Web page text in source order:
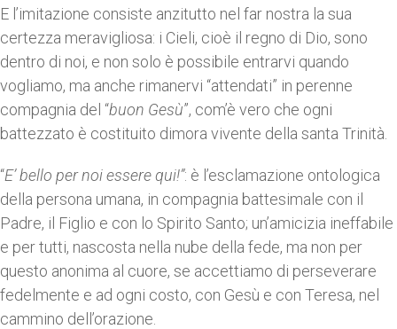
E l’imitazione consiste anzitutto nel far nostra la sua
certezza meravigliosa: i Cieli, cioè il regno di Dio, sono
dentro di noi, e non solo è possibile entrarvi quando
vogliamo, ma anche rimanervi “attendati” in perenne
compagnia del “buon Gesù”, com’è vero che ogni
battezzato è costituito dimora vivente della santa Trinità.
“E’ bello per noi essere qui!”: è l’esclamazione ontologica
della persona umana, in compagnia battesimale con il
Padre, il Figlio e con lo Spirito Santo; un’amicizia ineffabile
e per tutti, nascosta nella nube della fede, ma non per
questo anonima al cuore, se accettiamo di perseverare
fedelmente e ad ogni costo, con Gesù e con Teresa, nel
cammino dell’orazione.